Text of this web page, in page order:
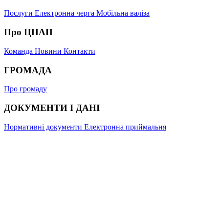
Послуги Електронна черга Мобільна валіза
Про ЦНАП
Команда Новини Контакти
ГРОМАДА
Про громаду
ДОКУМЕНТИ І ДАНІ
Нормативні документи Електронна приймальня